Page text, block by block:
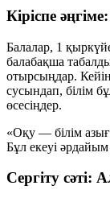
Кіріспе
Балалар, 1
балабақша
отырсыңдар.
сусындап, білім
өсесіңдер.
«Оқу — білім
Бұл екеуі әрдайым
Сергіту